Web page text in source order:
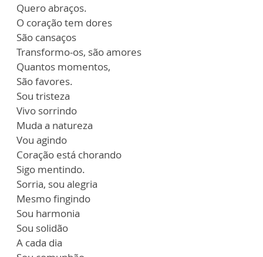
Quero abraços.
O coração tem dores
São cansaços
Transformo-os, são amores
Quantos momentos,
São favores.
Sou tristeza
Vivo sorrindo
Muda a natureza
Vou agindo
Coração está chorando
Sigo mentindo.
Sorria, sou alegria
Mesmo fingindo
Sou harmonia
Sou solidão
A cada dia